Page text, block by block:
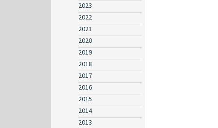
2023
2022
2021
2020
2019
2018
2017
2016
2015
2014
2013